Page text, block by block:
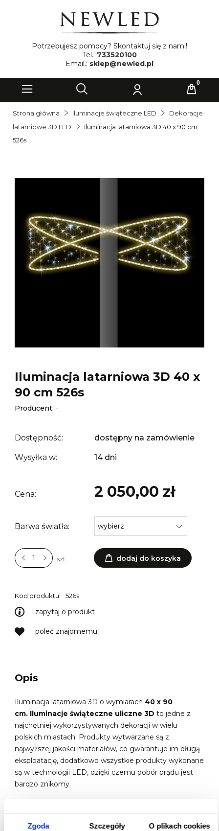
Zgoda Szczegóły O plikach cookies
Potrzebujesz pomocy? Skontaktuj się z nami!
Tel.: 733520100
Email.: sklep@newled.pl
Strona główna Iluminacje świąteczne LED
Dekoracje
latarniowe 3D LED
Iluminacja latarniowa 3D 40 x 90 cm
526s
Iluminacja latarniowa 3D 40 x
90 cm 526s
Producent: -
Dostępność: dostępny na zamówienie
Wysyłka w: 14 dni
Cena: 2 050,00 zł
Barwa światła:
szt. dodaj do koszyka
Kod produktu: 526s
zapytaj o produkt
poleć znajomemu
Opis
Iluminacja latarniowa 3D o wymiarach 40 x 90
cm. Iluminacje świąteczne uliczne 3D to jedne z
najchętniej wykorzystywanych dekoracji w wielu
polskich miastach. Produkty wytwarzane są z
najwyższej jakości materiałów, co gwarantuje im długą
eksploatację, dodatkowo wszystkie produkty wykonane
są w technologii LED, dzięki czemu pobór prądu jest
bardzo znikomy.